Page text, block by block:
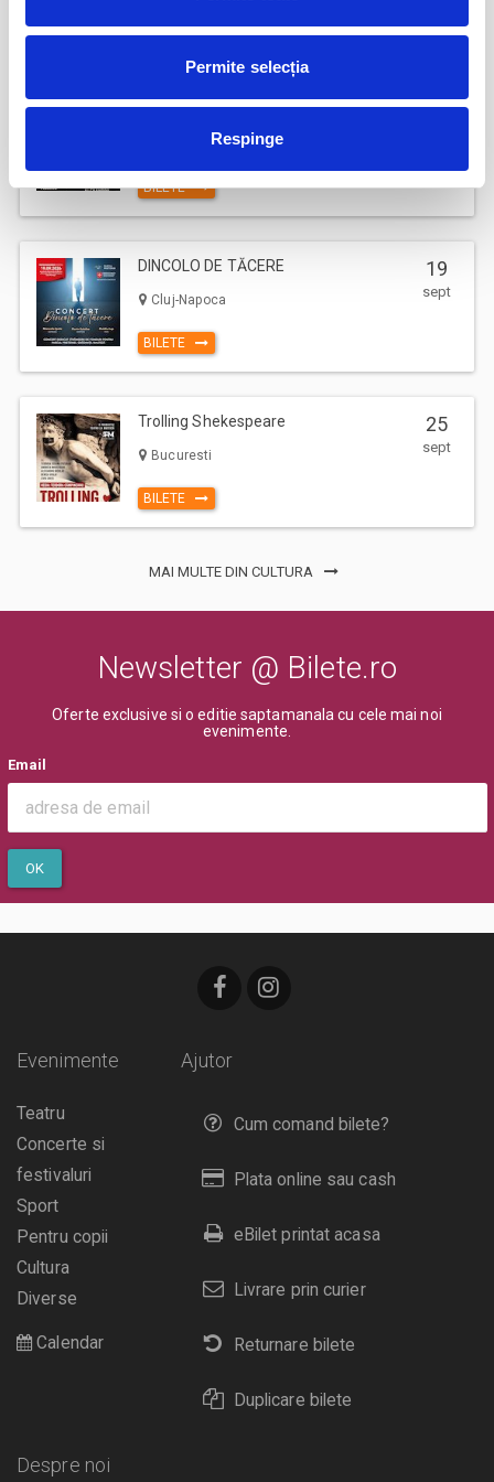
Permite selecția
Respinge
BILETE
Deschiderea Stagiunii - Filarmonica Pitesti
BILETE
17
DINCOLO DE TĂCERE
Cluj-Napoca
BILETE
19
sept
Trolling Shekespeare
Bucuresti
BILETE
25
sept
MAI MULTE DIN CULTURA
Newsletter @ Bilete.ro
Oferte exclusive si o editie saptamanala cu cele mai noi
evenimente.
Email
OK
Ajutor
Cum comand bilete?
Plata online sau cash
eBilet printat acasa
Livrare prin curier
Returnare bilete
Duplicare bilete
Evenimente
Teatru
Concerte si
festivaluri
Sport
Pentru copii
Cultura
Diverse
Calendar
Despre noi